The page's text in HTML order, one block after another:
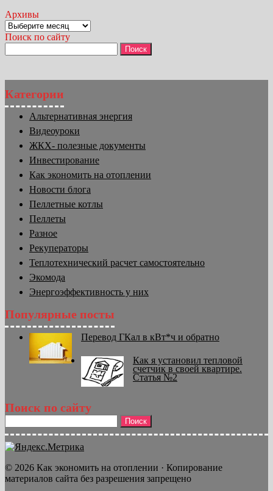
Архивы
Архивы
Поиск по сайту
Категории
Альтернативная энергия
Видеоуроки
ЖКХ- полезные документы
Инвестирование
Как экономить на отоплении
Новости блога
Пеллетные котлы
Пеллеты
Разное
Рекуператоры
Теплотехнический расчет самостоятельно
Экомода
Энергоэффективность у них
Популярные посты
Перевод ГКал в кВт*ч и обратно
Как я установил тепловой
счетчик в своей квартире.
Статья №2
Поиск по сайту
© 2026 Как экономить на отоплении · Копирование
материалов сайта без разрешения запрещено